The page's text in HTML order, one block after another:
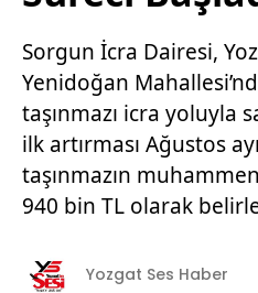
Sorgun İcra Dairesi,
Yenidoğan
taşınmazı icra yoluyla
ilk artırması Ağustos
taşınmazın
940 bin TL olarak
Yozgat Ses Haber